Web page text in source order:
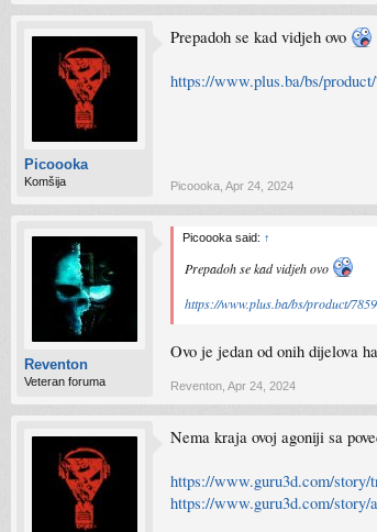
Picoooka
Komšija
Prepadoh se kad vidjeh ovo
https://www.plus.ba/bs/
Picoooka Apr 24, 2024
Reventon
Veteran foruma
Picoooka said: ↑
Prepadoh se kad vidjeh ovo
https://www.plus.ba/bs/product/
Ovo je jedan od onih dijelova
Reventon Apr 24, 2024
Nema kraja ovoj agoniji sa
https://www.guru3d.com/
https://www.guru3d.com/story/